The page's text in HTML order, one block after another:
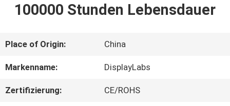
SHOW
100000 Stunden Lebensdauer
Place of Origin: China
Markenname: DisplayLabs
Zertifizierung: CE/ROHS